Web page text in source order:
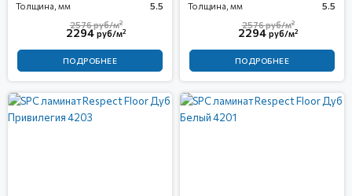
Толщина, мм
5.5
2294руб/м2
2576руб/м2
ПОДРОБНЕЕ
Толщина, мм
5.5
2294руб/м2
2576руб/м2
ПОДРОБНЕЕ